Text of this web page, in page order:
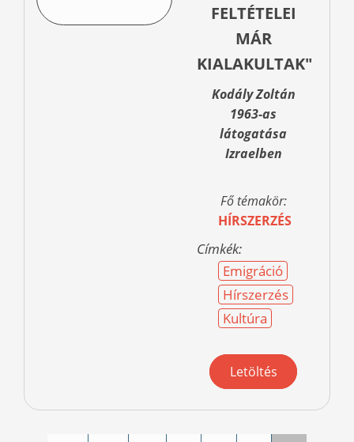
FELTÉTELEI
MÁR
KIALAKULTAK"
Kodály Zoltán
1963-as
látogatása
Izraelben
Fő témakör:
HÍRSZERZÉS
Címkék:
Emigráció
Hírszerzés
Kultúra
Letöltés